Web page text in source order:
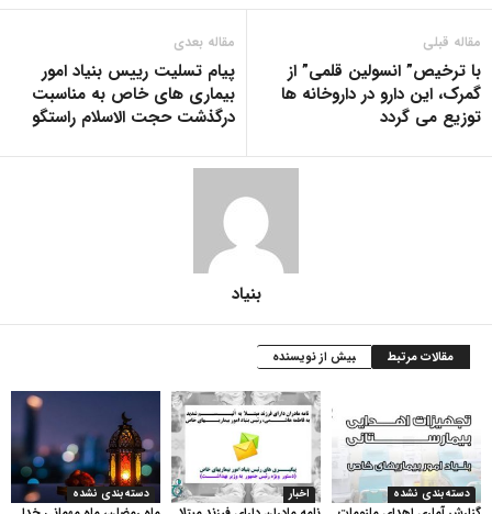
مقاله قبلی
با ترخیص” انسولین قلمی” از
گمرک، این دارو در داروخانه ها
توزیع می گردد
مقاله بعدی
پیام تسلیت رییس بنیاد امور
بیماری های خاص به مناسبت
درگذشت حجت الاسلام راستگو
بنیاد
مقالات مرتبط بیش از نویسنده
دسته‌بندی نشده اخبار دسته‌بندی نشده